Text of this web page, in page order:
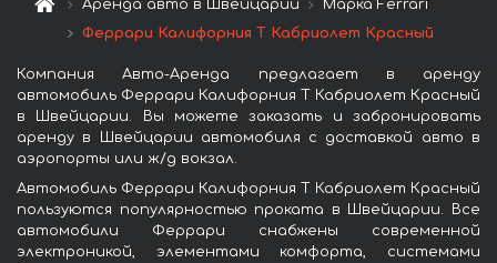
Аренда авто в Швейцарии
Марка Ferrari
Феррари Калифорния Т Кабриолет Красный
Компания Авто-Аренда предлагает в аренду
автомобиль Феррари Калифорния Т Кабриолет Красный
в Швейцарии. Вы можете заказать и забронировать
аренду в Швейцарии автомобиля с доставкой авто в
аэропорты или ж/д вокзал.
Автомобиль Феррари Калифорния Т Кабриолет Красный
пользуются популярностью проката в Швейцарии. Все
автомобили Феррари снабжены современной
электроникой, элементами комфорта, системами